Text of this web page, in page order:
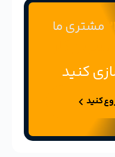
مشتری ما
کنید
کنید